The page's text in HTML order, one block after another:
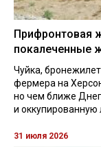
Прифронтовая
покалеченные
Чуйка,
фермера на
но чем ближе
и оккупированную
31 июля 2026